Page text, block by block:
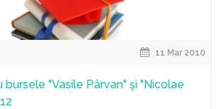
11 Mar 2010
bursele "Vasile Pârvan" şi "Nicolae